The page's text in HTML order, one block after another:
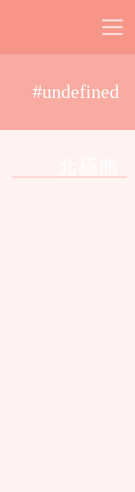
#undefined